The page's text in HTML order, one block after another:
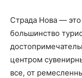
Страда Нова —
большинство
центром
все, от